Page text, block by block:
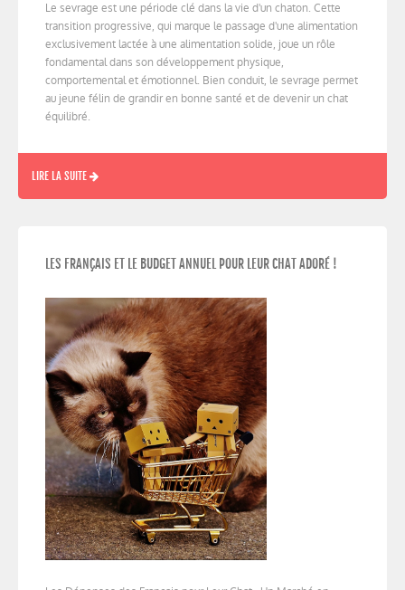
Le sevrage est une période clé dans la vie d'un chaton. Cette
transition progressive, qui marque le passage d'une alimentation
exclusivement lactée à une alimentation solide, joue un rôle
fondamental dans son développement physique,
comportemental et émotionnel. Bien conduit, le sevrage permet
au jeune félin de grandir en bonne santé et de devenir un chat
équilibré.
LIRE LA SUITE
LES FRANÇAIS ET LE BUDGET ANNUEL POUR LEUR CHAT ADORÉ !